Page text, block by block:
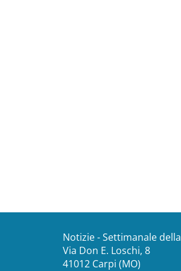
Notizie - Settimanale della
Via Don E. Loschi, 8
41012 Carpi (MO)